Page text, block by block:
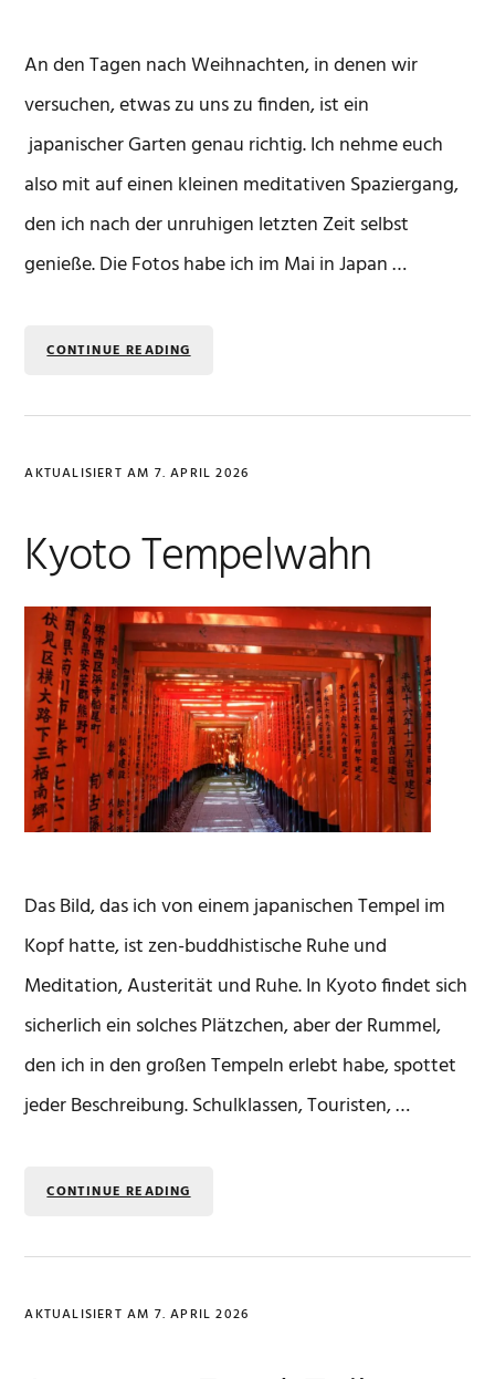
An den Tagen nach Weihnachten, in denen wir
versuchen, etwas zu uns zu finden, ist ein
japanischer Garten genau richtig. Ich nehme euch
also mit auf einen kleinen meditativen Spaziergang,
den ich nach der unruhigen letzten Zeit selbst
genieße. Die Fotos habe ich im Mai in Japan …
CONTINUE READING
AKTUALISIERT AM 7. APRIL 2026
Kyoto Tempelwahn
Das Bild, das ich von einem japanischen Tempel im
Kopf hatte, ist zen-buddhistische Ruhe und
Meditation, Austerität und Ruhe. In Kyoto findet sich
sicherlich ein solches Plätzchen, aber der Rummel,
den ich in den großen Tempeln erlebt habe, spottet
jeder Beschreibung. Schulklassen, Touristen, …
CONTINUE READING
AKTUALISIERT AM 7. APRIL 2026